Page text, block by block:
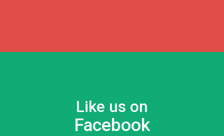
Like us on
Facebook